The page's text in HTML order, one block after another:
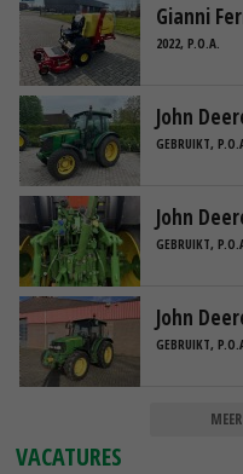
Gianni
2022, P.O.A.
John
GEBRUIKT,
John
GEBRUIKT,
John
GEBRUIKT,
VACATURES